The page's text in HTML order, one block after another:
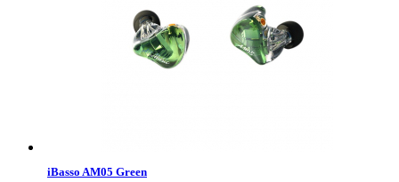
iBasso AM05 Green